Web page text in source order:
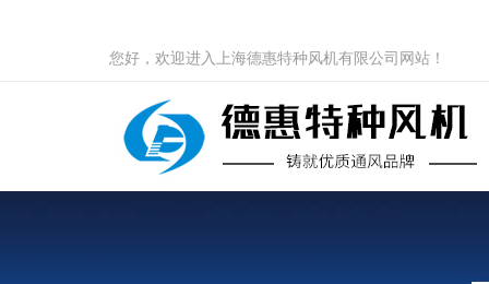
您好，欢迎进入上海德惠特种风机有限公司网站！